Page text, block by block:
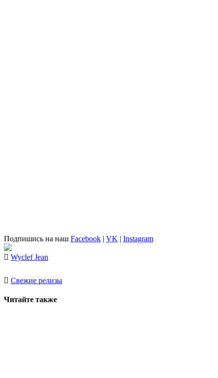
Подпишись на наш Facebook | VK | Instagram
Wyclef Jean
Свежие релизы
Читайте также